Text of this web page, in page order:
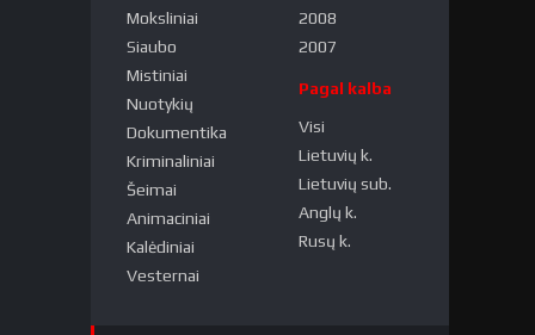
Moksliniai
Siaubo
Mistiniai
Nuotykių
Dokumentika
Kriminaliniai
Šeimai
Animaciniai
Kalėdiniai
Vesternai
2008
2007
Pagal kalba
Visi
Lietuvių k.
Lietuvių sub.
Anglų k.
Rusų k.